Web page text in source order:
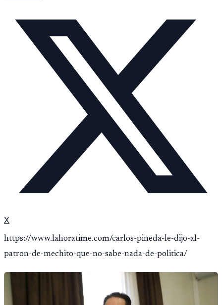
X
https://www.lahoratime.com/carlos-pineda-le-dijo-al-
patron-de-mechito-que-no-sabe-nada-de-politica/